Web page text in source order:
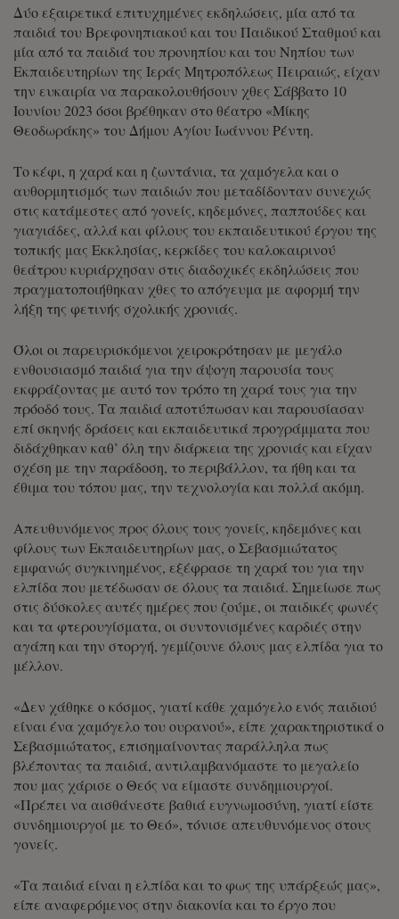
Δύο εξαιρετικά επιτυχημένες εκδηλώσεις, μία από τα
παιδιά του Βρεφονηπιακού και του Παιδικού Σταθμού και
μία από τα παιδιά του προνηπίου και του Νηπίου των
Εκπαιδευτηρίων της Ιεράς Μητροπόλεως Πειραιώς, είχαν
την ευκαιρία να παρακολουθήσουν χθες Σάββατο 10
Ιουνίου 2023 όσοι βρέθηκαν στο θέατρο «Μίκης
Θεοδωράκης» του Δήμου Αγίου Ιωάννου Ρέντη.
Το κέφι, η χαρά και η ζωντάνια, τα χαμόγελα και ο
αυθορμητισμός των παιδιών που μεταδίδονταν συνεχώς
στις κατάμεστες από γονείς, κηδεμόνες, παππούδες και
γιαγιάδες, αλλά και φίλους του εκπαιδευτικού έργου της
τοπικής μας Εκκλησίας, κερκίδες του καλοκαιρινού
θεάτρου κυριάρχησαν στις διαδοχικές εκδηλώσεις που
πραγματοποιήθηκαν χθες το απόγευμα με αφορμή την
λήξη της φετινής σχολικής χρονιάς.
Όλοι οι παρευρισκόμενοι χειροκρότησαν με μεγάλο
ενθουσιασμό παιδιά για την άψογη παρουσία τους
εκφράζοντας με αυτό τον τρόπο τη χαρά τους για την
πρόοδό τους. Τα παιδιά αποτύπωσαν και παρουσίασαν
επί σκηνής δράσεις και εκπαιδευτικά προγράμματα που
διδάχθηκαν καθ’ όλη την διάρκεια της χρονιάς και είχαν
σχέση με την παράδοση, το περιβάλλον, τα ήθη και τα
έθιμα του τόπου μας, την τεχνολογία και πολλά ακόμη.
Απευθυνόμενος προς όλους τους γονείς, κηδεμόνες και
φίλους των Εκπαιδευτηρίων μας, ο Σεβασμιώτατος
εμφανώς συγκινημένος, εξέφρασε τη χαρά του για την
ελπίδα που μετέδωσαν σε όλους τα παιδιά. Σημείωσε πως
στις δύσκολες αυτές ημέρες που ζούμε, οι παιδικές φωνές
και τα φτερουγίσματα, οι συντονισμένες καρδιές στην
αγάπη και την στοργή, γεμίζουνε όλους μας ελπίδα για το
μέλλον.
«Δεν χάθηκε ο κόσμος, γιατί κάθε χαμόγελο ενός παιδιού
είναι ένα χαμόγελο του ουρανού», είπε χαρακτηριστικά ο
Σεβασμιώτατος, επισημαίνοντας παράλληλα πως
βλέποντας τα παιδιά, αντιλαμβανόμαστε το μεγαλείο
που μας χάρισε ο Θεός να είμαστε συνδημιουργοί.
«Πρέπει να αισθάνεστε βαθιά ευγνωμοσύνη, γιατί είστε
συνδημιουργοί με το Θεό», τόνισε απευθυνόμενος στους
γονείς.
«Τα παιδιά είναι η ελπίδα και το φως της υπάρξεώς μας»,
είπε αναφερόμενος στην διακονία και το έργο που